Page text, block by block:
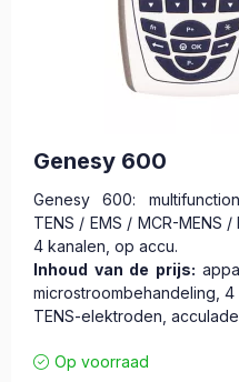
Genesy 600
Genesy 600:
TENS / EMS / MCR-MENS
4 kanalen, op accu.
Inhoud van de prijs:
microstroombehandeling,
TENS-elektroden,
Op voorraad